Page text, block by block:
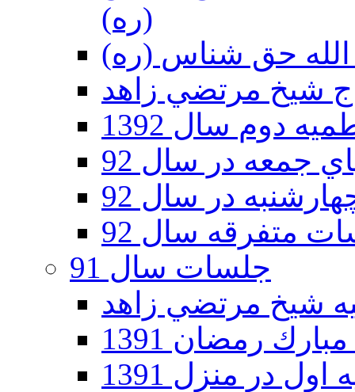
(ره)
دوم سال 1392
جمعه در سال 92
در سال 92
متفرقه سال 92
جلسات سال 91
رمضان 1391
در منزل 1391